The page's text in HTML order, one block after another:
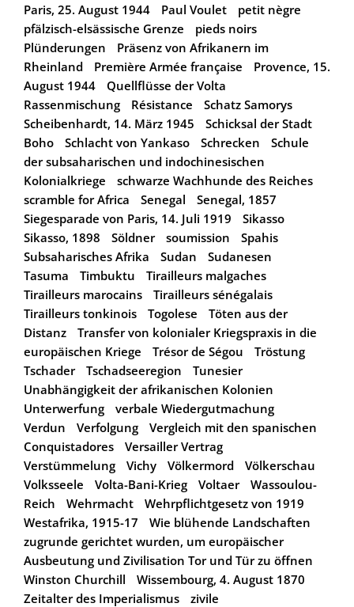
Paris, 25. August 1944
Paul Voulet
petit nègre
pfälzisch-elsässische Grenze
pieds noirs
Plünderungen
Präsenz von Afrikanern im
Rheinland
Première Armée française
Provence, 15.
August 1944
Quellflüsse der Volta
Rassenmischung
Résistance
Schatz Samorys
Scheibenhardt, 14. März 1945
Schicksal der Stadt
Boho
Schlacht von Yankaso Schrecken
Schule
der subsaharischen und indochinesischen
Kolonialkriege
schwarze Wachhunde des Reiches
scramble for Africa
Senegal
Senegal, 1857
Siegesparade von Paris, 14. Juli 1919
Sikasso
Sikasso, 1898
Söldner soumission
Spahis
Subsaharisches Afrika
Sudan
Sudanesen
Tasuma
Timbuktu
Tirailleurs malgaches
Tirailleurs marocains
Tirailleurs sénégalais
Tirailleurs tonkinois
Togolese
Töten aus der
Distanz
Transfer von kolonialer Kriegspraxis in die
europäischen Kriege
Trésor de Ségou
Tröstung
Tschader
Tschadseeregion
Tunesier
Unabhängigkeit der afrikanischen Kolonien
Unterwerfung
verbale Wiedergutmachung
Verdun
Verfolgung
Vergleich mit den spanischen
Conquistadores
Versailler Vertrag
Verstümmelung
Vichy Völkermord
Völkerschau
Volksseele
Volta-Bani-Krieg Voltaer
Wassoulou-
Reich
Wehrmacht
Wehrpflichtgesetz von 1919
Westafrika, 1915-17
Wie blühende Landschaften
zugrunde gerichtet wurden, um europäischer
Ausbeutung und Zivilisation Tor und Tür zu öffnen
Winston Churchill
Wissembourg, 4. August 1870
Zeitalter des Imperialismus
zivile